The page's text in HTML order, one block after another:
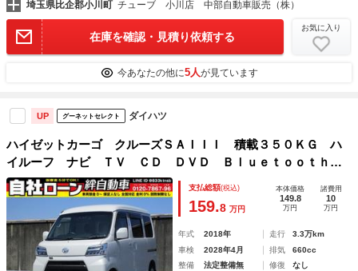
埼玉県比企郡小川町 チューブ 小川店 中部自動車販売（株）
在庫を確認・見積り依頼する
お気に入り
今あなたの他に5人が見ています
UP グーネットセレクト ダイハツ
ハイゼットカーゴ クルーズＳＡＩＩＩ 積載３５０ＫＧ ハ
イルーフ ナビ ＴＶ ＣＤ ＤＶＤ Ｂｌｕｅｔｏｏｔｈ
ＥＴＣ アイドリングストップ レーダークルーズ リアコー
ナーセンサー １２インチタイヤ ヨコハマタイヤ
支払総額(税込)
159.8 万円
本体価格
149.8
万円
諸費用
10
万円
年式 2018年 走行
3.3万km
車検
2028年4月 排気
660cc
整備
法定整備無 修復
なし